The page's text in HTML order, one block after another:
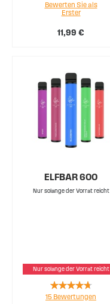
11,99 €
Bewerten Sie als
Erster
ELFBAR 600
Nur solange der Vorrat reicht
Nur solange der Vorrat reicht
Rating:
89%
15 Bewertungen